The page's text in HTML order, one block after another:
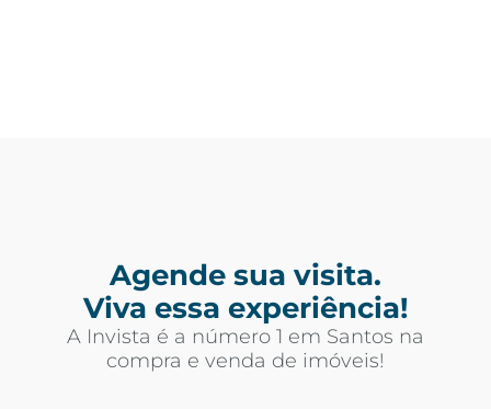
Agende sua visita.
Viva essa experiência!
A Invista é a número 1 em Santos na
compra e venda de imóveis!